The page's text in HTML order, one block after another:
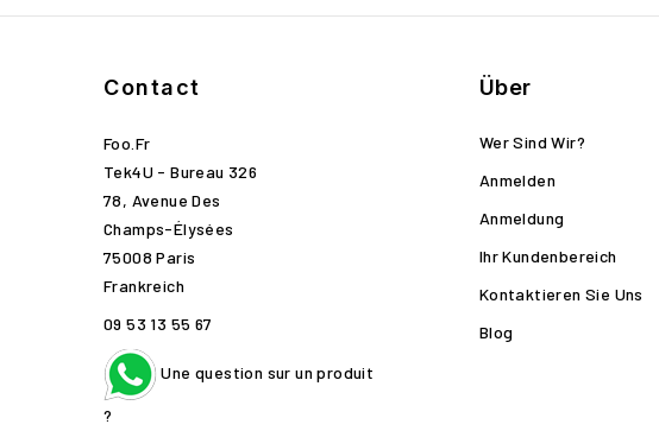
Contact
Foo.fr
Tek4U - Bureau 326
78, Avenue Des
Champs-Élysées
75008 Paris
Frankreich
09 53 13 55 67
Une question sur un produit
?
Über
Wer Sind Wir?
Anmelden
Anmeldung
Ihr Kundenbereich
Kontaktieren Sie Uns
Blog